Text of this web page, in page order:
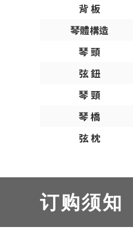
背 板
琴體構造
琴 頭
弦 鈕
琴 頸
琴 橋
弦 枕
订购须知